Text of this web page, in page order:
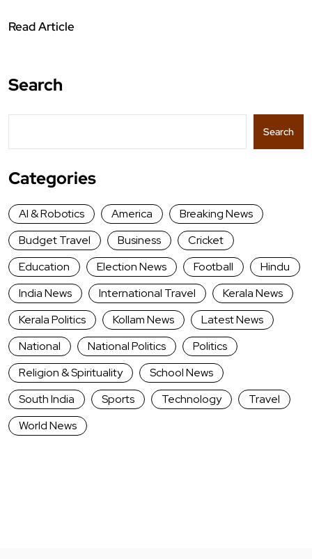
Read Article
Search
Search
Categories
AI & Robotics America
Breaking News
Budget Travel
Business
Cricket
Education
Election News Football
Hindu
India News
International Travel
Kerala News
Kerala Politics
Kollam News
Latest News
National
National Politics
Politics
Religion & Spirituality
School News
South India
Sports Technology
Travel
World News